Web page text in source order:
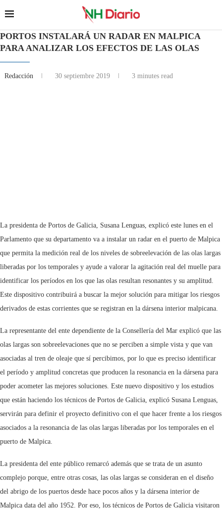
PORTOS INSTALARÁ UN RADAR EN MALPICA
PARA ANALIZAR LOS EFECTOS DE LAS OLAS
Redacción 30 septiembre 2019 3 minutes read
La presidenta de Portos de Galicia, Susana Lenguas, explicó este lunes en el
Parlamento que su departamento va a instalar un radar en el puerto de Malpica
que permita la medición real de los niveles de sobreelevación de las olas largas
liberadas por los temporales y ayude a valorar la agitación real del muelle para
identificar los períodos en los que las olas resultan resonantes y su amplitud.
Este dispositivo contribuirá a buscar la mejor solución para mitigar los riesgos
derivados de estas corrientes que se registran en la dársena interior malpicana.
La representante del ente dependiente de la Consellería del Mar explicó que las
olas largas son sobreelevaciones que no se perciben a simple vista y que van
asociadas al tren de oleaje que sí percibimos, por lo que es preciso identificar
el período y amplitud concretas que producen la resonancia en la dársena para
poder acometer las mejores soluciones. Este nuevo dispositivo y los estudios
que están haciendo los técnicos de Portos de Galicia, explicó Susana Lenguas,
servirán para definir el proyecto definitivo con el que hacer frente a los riesgos
asociados a la resonancia de las olas largas liberadas por los temporales en el
puerto de Malpica.
La presidenta del ente público remarcó además que se trata de un asunto
complejo porque, entre otras cosas, las olas largas se consideran en el diseño
del abrigo de los puertos desde hace pocos años y la dársena interior de
Malpica data del año 1952. Por eso, los técnicos de Portos de Galicia visitaron